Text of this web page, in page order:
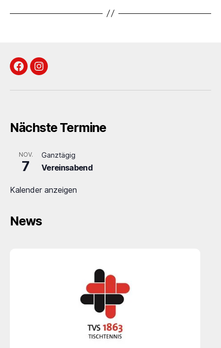
FacebookInstagram
Nächste Termine
NOV.
7
Ganztägig
Vereinsabend
Kalender anzeigen
News